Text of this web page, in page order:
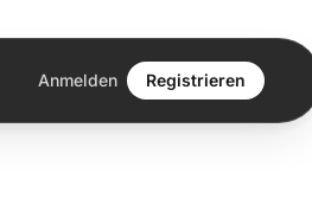
Anmelden Registrieren